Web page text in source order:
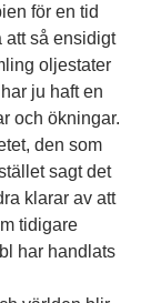
för en tid
att så ensidigt
oljestater
ju haft en
och ökningar.
den som
sagt det
klarar av att
tidigare
har handlats